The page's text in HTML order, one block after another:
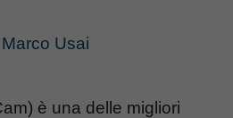
Marco Usai
è una delle migliori